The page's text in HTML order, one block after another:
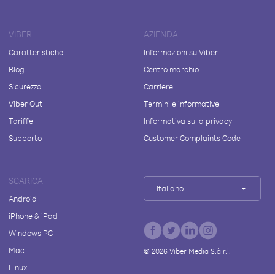
VIBER
Caratteristiche
Blog
Sicurezza
Viber Out
Tariffe
Supporto
AZIENDA
Informazioni su Viber
Centro marchio
Carriere
Termini e informative
Informativa sulla privacy
Customer Complaints Code
SCARICA
Android
iPhone & iPad
Windows PC
Mac
Linux
Italiano
© 2026Viber Media S.à r.l.